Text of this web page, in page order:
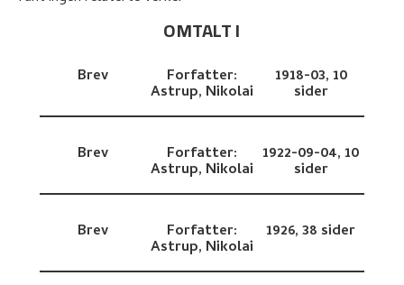
OMTALT I
Brev Forfatter:
Astrup, Nikolai
1918-03,10
sider
Brev Forfatter:
Astrup, Nikolai
1922-09-04,10
sider
Brev Forfatter:
Astrup, Nikolai
1926,38 sider